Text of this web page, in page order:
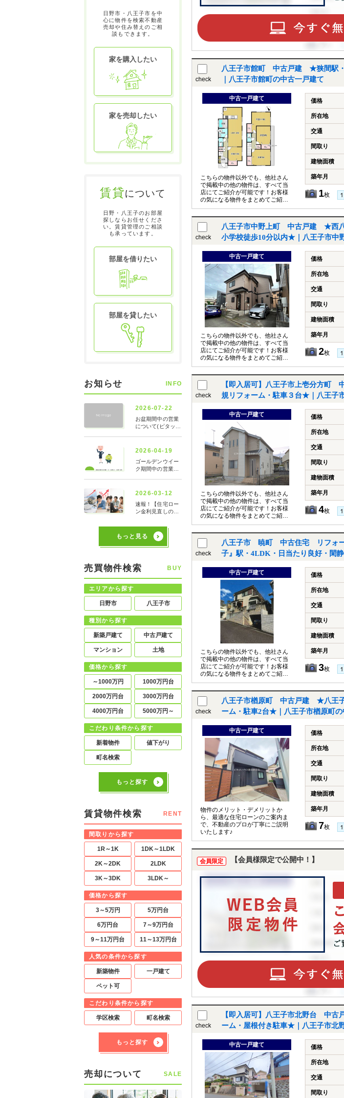
check
八王子市館町 中古戸建 ★狭間駅
｜八王子市館町の中古一戸建て
中古一戸建て
こちらの物件以外でも、他社さん
で掲載中の他の物件は、すべて当
店にてご紹介が可能です！お客様
の気になる物件をまとめてご紹介
させていただきますので、『〇〇
お申し付けください♪
価格
所在地
交通
間取り
建物面積
築年月
1枚
check
八王子市中野上町 中古戸建 ★西八
小学校徒歩10分以内★｜八王子市中
中古一戸建て
こちらの物件以外でも、他社さん
で掲載中の他の物件は、すべて当
店にてご紹介が可能です！お客様
の気になる物件をまとめてご紹介
させていただきますので、『〇〇
お申し付けください♪
価格
所在地
交通
間取り
建物面積
築年月
2枚
check
【即入居可】八王子市上壱分方
規リフォーム・駐車３台★｜八王子
中古一戸建て
こちらの物件以外でも、他社さん
で掲載中の他の物件は、すべて当
店にてご紹介が可能です！お客様
の気になる物件をまとめてご紹介
させていただきますので、『〇〇
お申し付けください♪
価格
所在地
交通
間取り
建物面積
築年月
4枚
check
八王子市 暁町 中古住宅 リフォ
子』駅・4LDK・日当たり良好・閑
中古一戸建て
こちらの物件以外でも、他社さん
で掲載中の他の物件は、すべて当
店にてご紹介が可能です！お客様
の気になる物件をまとめてご紹介
させていただきますので、『〇〇
お申し付けください♪
価格
所在地
交通
間取り
建物面積
築年月
3枚
check
八王子市楢原町 中古戸建 ★八王子
ーム・駐車2台★｜八王子市楢原町の
中古一戸建て
物件のメリット・デメリットか
ら、最適な住宅ローンのご案内ま
で、不動産のプロが丁寧にご説明
いたします♪
価格
所在地
交通
間取り
建物面積
築年月
7枚
会員限定 【会員様限定で公開中！】
check
【即入居可】八王子市北野台 中
ーム・屋根付き駐車★｜八王子市北
中古一戸建て 価格
所在地
交通
間取り
日野市・八王子市を中
心に物件を検索不動産
売却や住み替えのご相
談もできます。
家を購入したい
家を売却したい
賃貸について
日野・八王子のお部屋
探しならお任せくださ
い。賃貸管理のご相談
も承っています。
部屋を借りたい
部屋を貸したい
お知らせ INFO
もっと見る
売買物件検索 BUY
エリアから探す
日野市 八王子市
種別から探す
新築戸建て 中古戸建て
マンション 土地
価格から探す
～1000万円 1000万円台
2000万円台 3000万円台
4000万円台 5000万円～
こだわり条件から探す
新着物件 値下がり
町名検索
もっと探す
賃貸物件検索 RENT
間取りから探す
1R～1K 1DK～1LDK
2K～2DK 2LDK
3K～3DK 3LDK～
価格から探す
3～5万円 5万円台
6万円台 7～9万円台
9～11万円台 11～13万円台
人気の条件から探す
新築物件 一戸建て
ペット可
こだわり条件から探す
学区検索 町名検索
もっと探す
売却について SALE